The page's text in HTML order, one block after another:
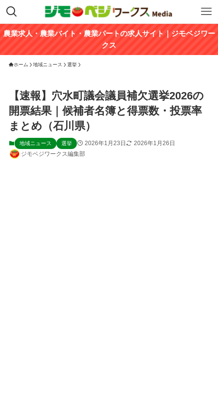
農業求人・農業バイト・農業パートの求人サイト｜ジモベジワー
クス
ホーム 地域ニュース 選挙
【速報】穴水町議会議員補欠選挙2026の
開票結果｜候補者名簿と得票数・投票率
まとめ（石川県）
地域ニュース 選挙 2026年1月23日
2026年1月26日
ジモベジワークス編集部